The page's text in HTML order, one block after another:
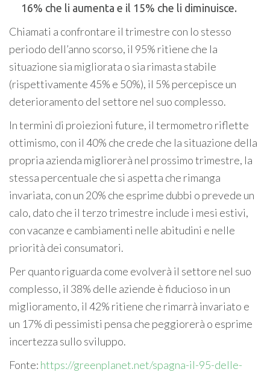
16% che li aumenta e il 15% che li diminuisce.
Chiamati a confrontare il trimestre con lo stesso
periodo dell’anno scorso, il 95% ritiene che la
situazione sia migliorata o sia rimasta stabile
(rispettivamente 45% e 50%), il 5% percepisce un
deterioramento del settore nel suo complesso.
In termini di proiezioni future, il termometro riflette
ottimismo, con il 40% che crede che la situazione della
propria azienda migliorerà nel prossimo trimestre, la
stessa percentuale che si aspetta che rimanga
invariata, con un 20% che esprime dubbi o prevede un
calo, dato che il terzo trimestre include i mesi estivi,
con vacanze e cambiamenti nelle abitudini e nelle
priorità dei consumatori.
Per quanto riguarda come evolverà il settore nel suo
complesso, il 38% delle aziende è fiducioso in un
miglioramento, il 42% ritiene che rimarrà invariato e
un 17% di pessimisti pensa che peggiorerà o esprime
incertezza sullo sviluppo.
Fonte: https://greenplanet.net/spagna-il-95-delle-